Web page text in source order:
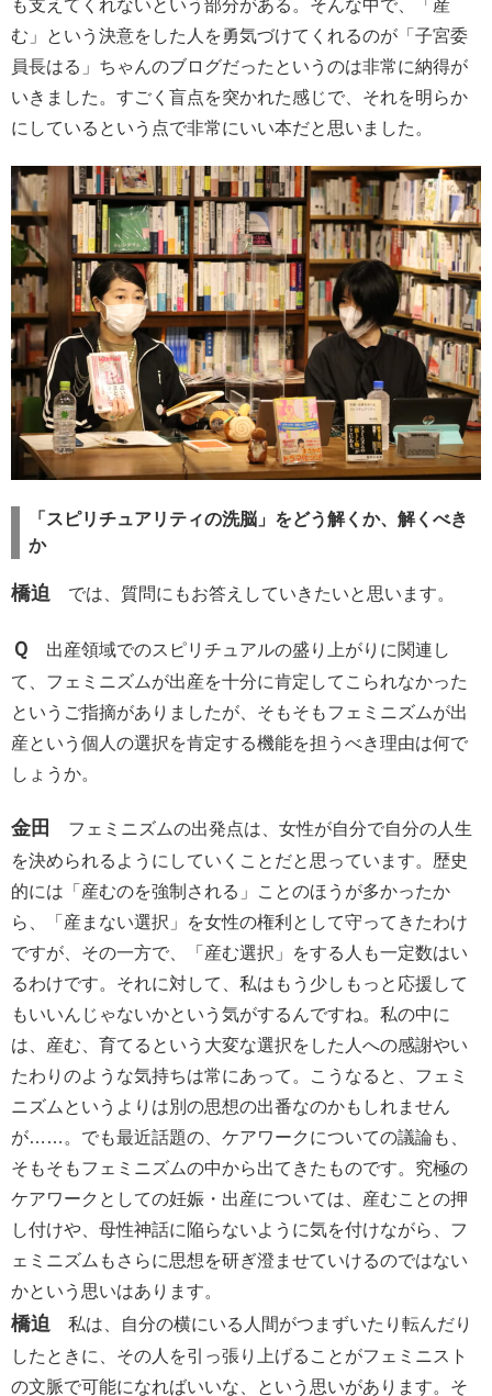
も支えてくれないという部分がある。そんな中で、「産
む」という決意をした人を勇気づけてくれるのが「子宮委
員長はる」ちゃんのブログだったというのは非常に納得が
いきました。すごく盲点を突かれた感じで、それを明らか
にしているという点で非常にいい本だと思いました。
「スピリチュアリティの洗脳」をどう解くか、解くべき
か
橋迫 では、質問にもお答えしていきたいと思います。
Ｑ 出産領域でのスピリチュアルの盛り上がりに関連し
て、フェミニズムが出産を十分に肯定してこられなかった
というご指摘がありましたが、そもそもフェミニズムが出
産という個人の選択を肯定する機能を担うべき理由は何で
しょうか。
金田
フェミニズムの出発点は、女性が自分で自分の人生
を決められるようにしていくことだと思っています。歴史
的には「産むのを強制される」ことのほうが多かったか
ら、「産まない選択」を女性の権利として守ってきたわけ
ですが、その一方で、「産む選択」をする人も一定数はい
るわけです。それに対して、私はもう少しもっと応援して
もいいんじゃないかという気がするんですね。私の中に
は、産む、育てるという大変な選択をした人への感謝やい
たわりのような気持ちは常にあって。こうなると、フェミ
ニズムというよりは別の思想の出番なのかもしれません
が……。でも最近話題の、ケアワークについての議論も、
そもそもフェミニズムの中から出てきたものです。究極の
ケアワークとしての妊娠・出産については、産むことの押
し付けや、母性神話に陥らないように気を付けながら、フ
ェミニズムもさらに思想を研ぎ澄ませていけるのではない
かという思いはあります。
橋迫
私は、自分の横にいる人間がつまずいたり転んだり
したときに、その人を引っ張り上げることがフェミニスト
の文脈で可能になればいいな、という思いがあります。そ